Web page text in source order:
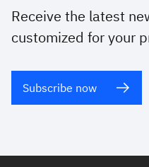
Receive the latest
customized for your
Subscribe now